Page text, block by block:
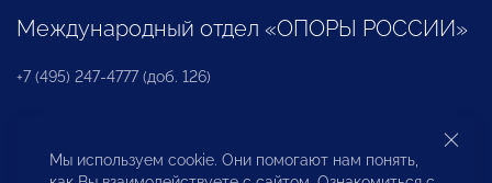
Международный отдел «ОПОРЫ РОССИИ»
+7 (495) 247-4777 (доб. 126)
Бюро по защите прав предпринимателей и
инвесторов
Мы используем cookie. Они помогают нам понять,